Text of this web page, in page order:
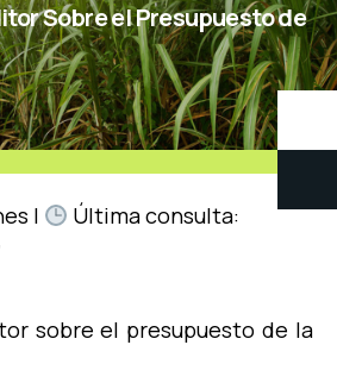
Sobre el Presupuesto de
|
Última consulta:
sobre el presupuesto de la